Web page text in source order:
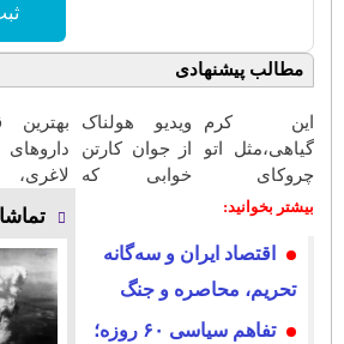
مطالب پیشنهادی
این کرم
گیاهی،مثل اتو
چروکای
پوستتوصاف
ویدیو هولناک
از جوان کارتن
خوابی که
بهترین
داروهای
و
داروخانه‌
بیشتر بخوانید:
اقتصاد ایران و سه‌گانه
تحریم، محاصره و جنگ
تفاهم سیاسی ۶۰ روزه؛